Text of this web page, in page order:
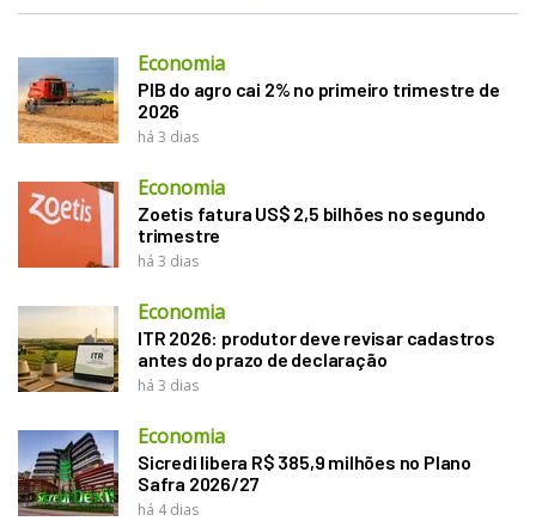
Economia
PIB do agro cai 2% no primeiro trimestre de
2026
há 3 dias
Economia
Zoetis fatura US$ 2,5 bilhões no segundo
trimestre
há 3 dias
Economia
ITR 2026: produtor deve revisar cadastros
antes do prazo de declaração
há 3 dias
Economia
Sicredi libera R$ 385,9 milhões no Plano
Safra 2026/27
há 4 dias